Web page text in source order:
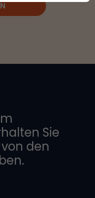
Sie
den